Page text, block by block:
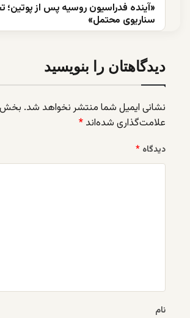
«آینده فدراسیون روسیه پس از پوتین؛
سناریوی محتمل»
دیدگاهتان را بنویسید
نشانی ایمیل شما منتشر نخواهد شد.
علامت‌گذاری شده‌اند *
دیدگاه *
نام